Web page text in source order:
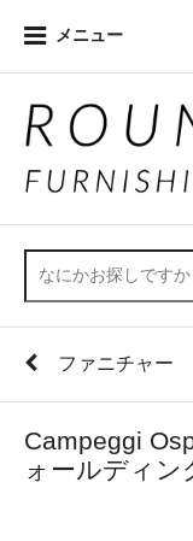
メニュー
ファニチャー
Campeggi
ォールディン